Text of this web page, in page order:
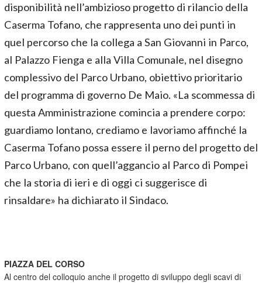
disponibilità nell’ambizioso progetto di rilancio della
Caserma Tofano, che rappresenta uno dei punti in
quel percorso che la collega a San Giovanni in Parco,
al Palazzo Fienga e alla Villa Comunale, nel disegno
complessivo del Parco Urbano, obiettivo prioritario
del programma di governo De Maio. «La scommessa di
questa Amministrazione comincia a prendere corpo:
guardiamo lontano, crediamo e lavoriamo affinché la
Caserma Tofano possa essere il perno del progetto del
Parco Urbano, con quell’aggancio al Parco di Pompei
che la storia di ieri e di oggi ci suggerisce di
rinsaldare» ha dichiarato il Sindaco.
PIAZZA DEL CORSO
Al centro del colloquio anche il progetto di sviluppo degli scavi di